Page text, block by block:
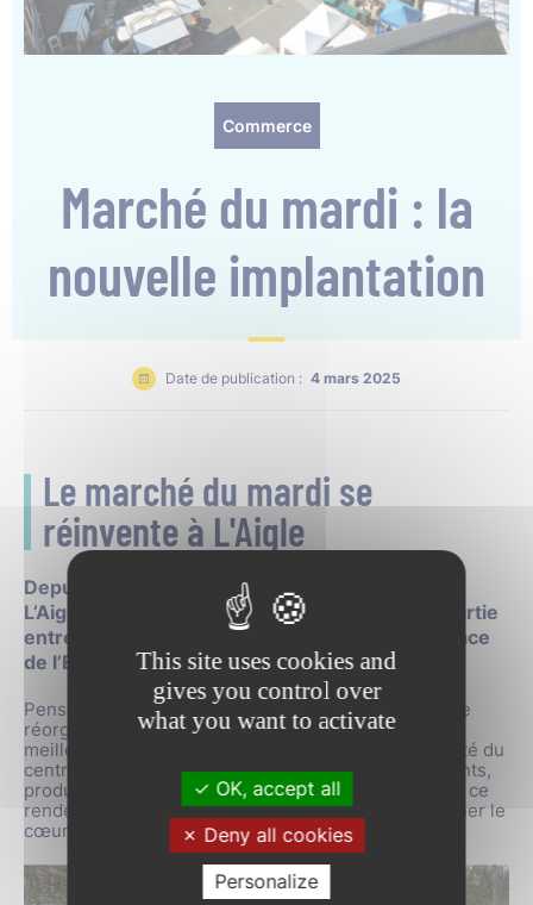
Commerce
Marché du mardi : la
nouvelle implantation
Date de publication : 4 mars 2025
Le marché du mardi se
réinvente à L'Aigle
Depuis le 4 mars 2025, le marché du mardi de
L’Aigle a adopté une nouvelle implantation, répartie
entre la rue Gambetta, la place Boislandry, la place
de l’Europe et la place du Marché aux Poissons.
Pensée en concertation avec les commerçants, cette
réorganisation vise à fluidifier la circulation, offrir un
meilleur confort aux visiteurs et renforcer l’attractivité du
centre-ville. Avec près d’une centaine de commerçants,
produits frais, artisanat local et ambiance conviviale, ce
rendez-vous emblématique continue de faire rayonner le
cœur de la ville.
This site uses cookies and
gives you control over
what you want to activate
OK, accept all
Deny all cookies
Personalize